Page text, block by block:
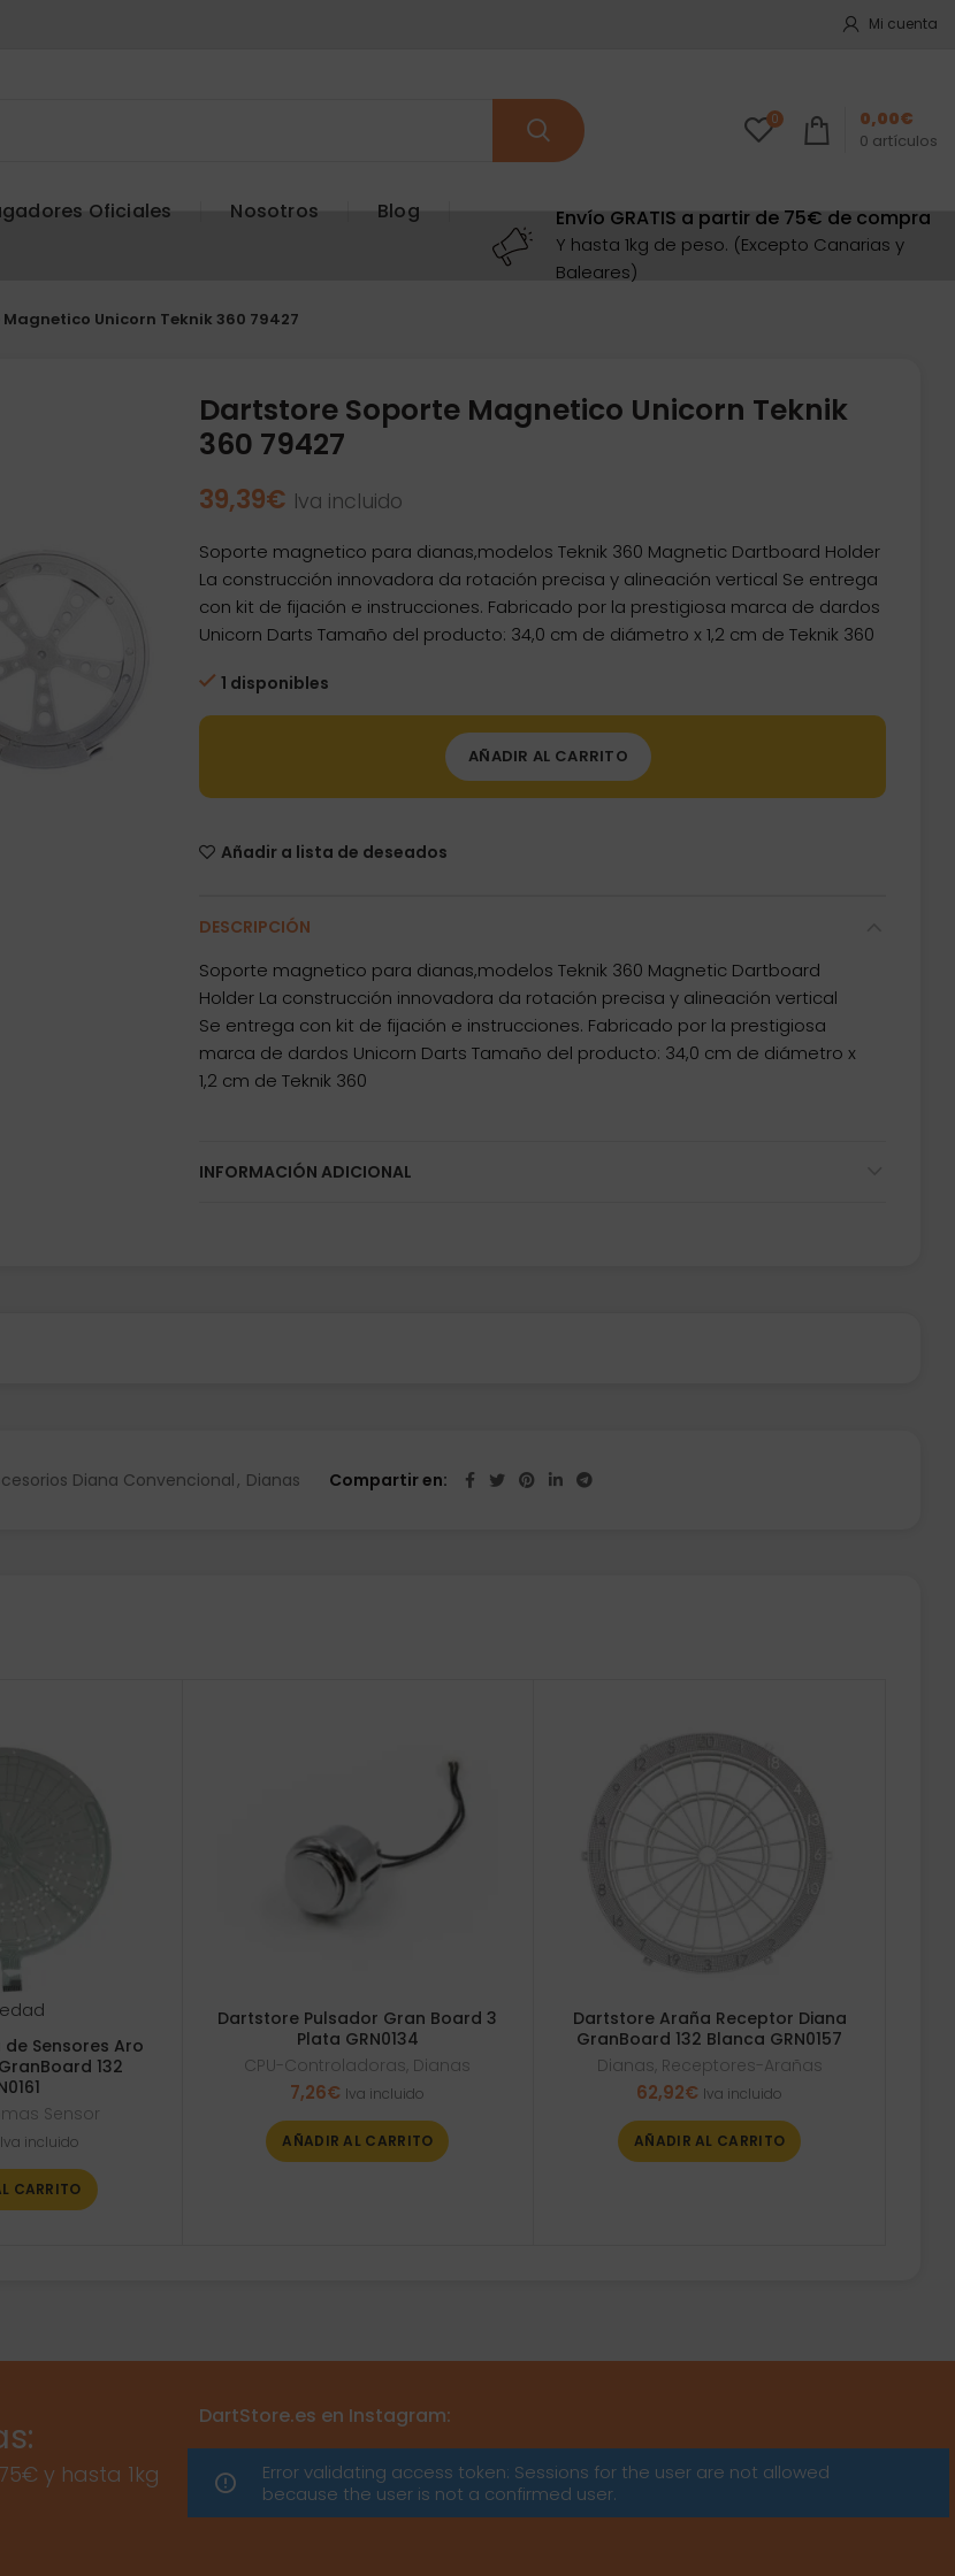
Mi cuenta
0
0 artículos
0,00€
Oficiales Nosotros Blog Envío GRATIS a partir de 75€ de compra
Y hasta 1kg de peso. (Excepto Canarias y
Baleares)
Unicorn Teknik 360 79427
Dartstore Soporte Magnetico Unicorn Teknik
360 79427
39,39€ Iva incluido
Soporte magnetico para dianas,modelos Teknik 360 Magnetic Dartboard Holder
La construcción innovadora da rotación precisa y alineación vertical Se entrega
con kit de fijación e instrucciones. Fabricado por la prestigiosa marca de dardos
Unicorn Darts Tamaño del producto: 34,0 cm de diámetro x 1,2 cm de Teknik 360
1 disponibles
AÑADIR AL CARRITO
Añadir a lista de deseados
DESCRIPCIÓN
Soporte magnetico para dianas,modelos Teknik 360 Magnetic Dartboard
Holder La construcción innovadora da rotación precisa y alineación vertical
Se entrega con kit de fijación e instrucciones. Fabricado por la prestigiosa
marca de dardos Unicorn Darts Tamaño del producto: 34,0 cm de diámetro x
1,2 cm de Teknik 360
INFORMACIÓN ADICIONAL
Diana Convencional, Dianas Compartir en
Sensores Aro
132
Sensor
Iva incluido
CARRITO
Dartstore Pulsador Gran Board 3
Plata GRN0134
CPU-Controladoras, Dianas
7,26€ Iva incluido
AÑADIR AL CARRITO
Dartstore Araña Receptor Diana
GranBoard 132 Blanca GRN0157
Dianas, Receptores-Arañas
62,92€ Iva incluido
AÑADIR AL CARRITO
y hasta 1kg
DartStore.es en Instagram:
Error validating access token: Sessions for the user are not allowed
because the user is not a confirmed user.